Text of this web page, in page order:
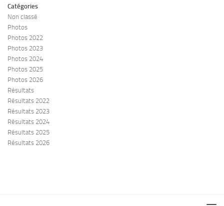
Catégories
Non classé
Photos
Photos 2022
Photos 2023
Photos 2024
Photos 2025
Photos 2026
Résultats
Résultats 2022
Résultats 2023
Résultats 2024
Résultats 2025
Résultats 2026